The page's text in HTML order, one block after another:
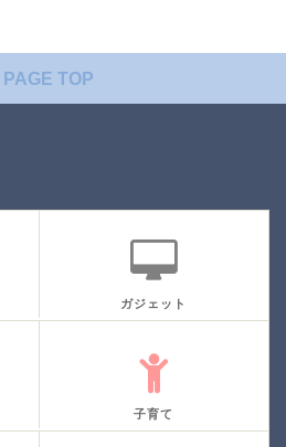
PAGE TOP
ガジェット
子育て